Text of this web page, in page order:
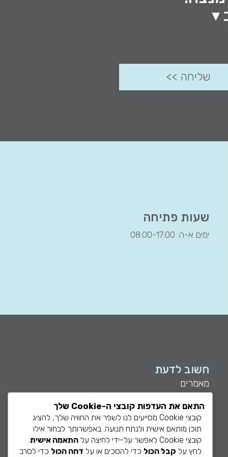
▾
שעות פתיחה
ימים א-ה: 08:00-17:00
חשוב לדעת
מאמרים
מה קורה ביום הטיפול
הצהרת נגישות
מדיניות פרטיות
התאם את העדפות קובצי ה-Cookie שלך
קובצי Cookie מסייעים לנו לשפר את החוויה שלך, להציג
תוכן מותאם אישית ולנתח תנועה. באפשרותך לבחור אילו
קובצי Cookie לאפשר על-ידי לחיצה על
התאמה אישית.
לחץ על קבל הכול כדי להסכים או על דחה הכול כדי לסרב